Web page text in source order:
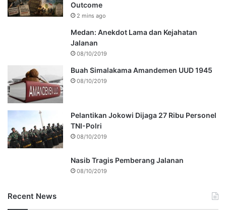
Outcome
2 mins ago
Medan: Anekdot Lama dan Kejahatan
Jalanan
08/10/2019
Buah Simalakama Amandemen UUD 1945
08/10/2019
Pelantikan Jokowi Dijaga 27 Ribu Personel
TNI-Polri
08/10/2019
Nasib Tragis Pemberang Jalanan
08/10/2019
Recent News